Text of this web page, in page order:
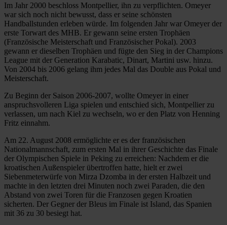
Im Jahr 2000 beschloss Montpellier, ihn zu verpflichten. Omeyer
war sich noch nicht bewusst, dass er seine schönsten
Handballstunden erleben würde. Im folgenden Jahr war Omeyer der
erste Torwart des MHB. Er gewann seine ersten Trophäen
(Französische Meisterschaft und Französischer Pokal). 2003
gewann er dieselben Trophäen und fügte den Sieg in der Champions
League mit der Generation Karabatic, Dinart, Martini usw. hinzu.
Von 2004 bis 2006 gelang ihm jedes Mal das Double aus Pokal und
Meisterschaft.
Zu Beginn der Saison 2006-2007, wollte Omeyer in einer
anspruchsvolleren Liga spielen und entschied sich, Montpellier zu
verlassen, um nach Kiel zu wechseln, wo er den Platz von Henning
Fritz einnahm.
Am 22. August 2008 ermöglichte er es der französischen
Nationalmannschaft, zum ersten Mal in ihrer Geschichte das Finale
der Olympischen Spiele in Peking zu erreichen: Nachdem er die
kroatischen Außenspieler übertroffen hatte, hielt er zwei
Siebenmeterwürfe von Mirza Dzomba in der ersten Halbzeit und
machte in den letzten drei Minuten noch zwei Paraden, die den
Abstand von zwei Toren für die Franzosen gegen Kroatien
sicherten. Der Gegner der Bleus im Finale ist Island, das Spanien
mit 36 zu 30 besiegt hat.